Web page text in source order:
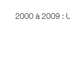
2000 à 2009 :